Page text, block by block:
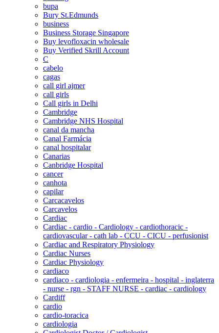
bupa
Bury St.Edmunds
business
Business Storage Singapore
Buy levofloxacin wholesale
Buy Verified Skrill Account
C
cabelo
cagas
call girl ajmer
call girls
Call girls in Delhi
Cambridge
Cambridge NHS Hospital
canal da mancha
Canal Farmácia
canal hospitalar
Canarias
Canbridge Hospital
cancer
canhota
capilar
Carcacavelos
Carcavelos
Cardiac
Cardiac - cardio - Cardiology - cardiothoracic -
cardiovascular - cath lab - CCU - CICU - perfusionist
Cardiac and Respiratory Physiology
Cardiac Nurses
Cardiac Physiology
cardiaco
cardiaco - cardiologia - enfermeira - hospital - inglaterra
- nurse - rgn - STAFF NURSE - cardiac - cardiology
Cardiff
cardio
cardio-toracica
cardiologia